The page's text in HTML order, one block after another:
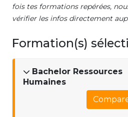
fois tes formations repérées,
vérifier les infos directement
Formation(s)
Bachelor Ressources
Humaines